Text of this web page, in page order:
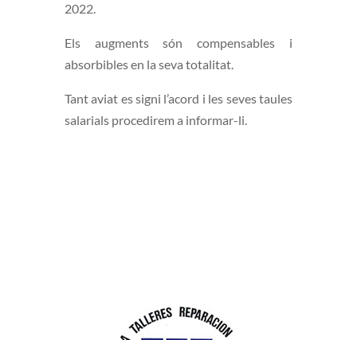
2022.
Els augments són compensables i
absorbibles en la seva totalitat.
Tant aviat es signi l’acord i les seves taules
salarials procedirem a informar-li.